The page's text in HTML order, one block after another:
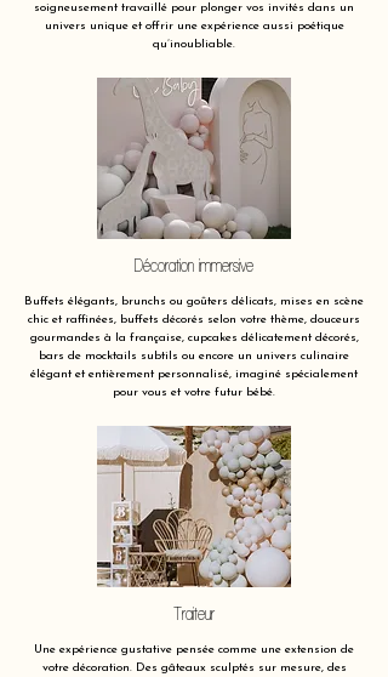
soigneusement travaillé pour plonger vos invités dans un
univers unique et offrir une expérience aussi poétique
qu’inoubliable.
Décoration immersive
Buffets élégants, brunchs ou goûters délicats, mises en scène
chic et raffinées, buffets décorés selon votre thème, douceurs
gourmandes à la française, cupcakes délicatement décorés,
bars de mocktails subtils ou encore un univers culinaire
élégant et entièrement personnalisé, imaginé spécialement
pour vous et votre futur bébé.
Traiteur
Une expérience gustative pensée comme une extension de
votre décoration. Des gâteaux sculptés sur mesure, des